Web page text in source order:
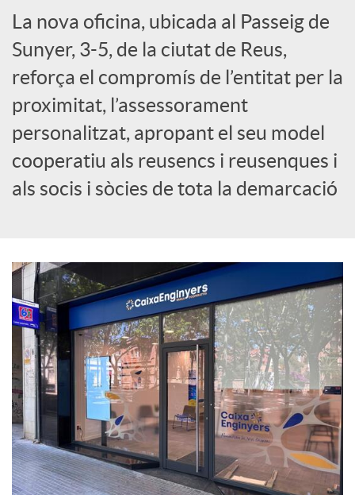
s
S
o
c
a
l
s
La nova oficina, ubicada al Passeig de
Sunyer, 3-5, de la ciutat de Reus,
reforça el compromís de l’entitat per la
proximitat, l’assessorament
personalitzat, apropant el seu model
cooperatiu als reusencs i reusenques i
als socis i sòcies de tota la demarcació